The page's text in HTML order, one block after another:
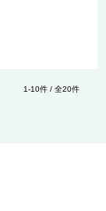
1-10件 / 全20件